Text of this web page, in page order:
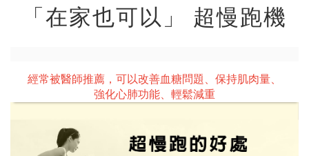
「在家也可以」 超慢跑機
經常被醫師推薦，可以改善血糖問題、保持肌肉量、
強化心肺功能、輕鬆減重